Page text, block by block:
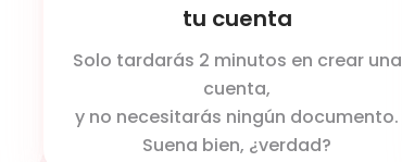
tu cuenta
Solo tardarás 2 minutos en crear una
cuenta,
y no necesitarás ningún documento.
Suena bien, ¿verdad?